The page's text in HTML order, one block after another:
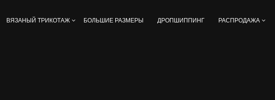
ВЯЗАНЫЙ ТРИКОТАЖ БОЛЬШИЕ РАЗМЕРЫ ДРОПШИППИНГ РАСПРОДАЖА